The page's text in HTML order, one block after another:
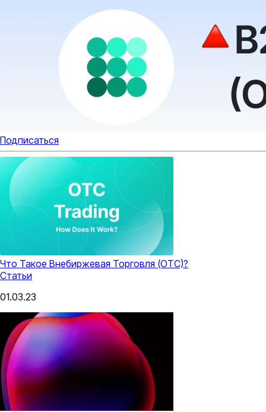
Подписаться
Что Такое Внебиржевая Торговля (OTC)?
Статьи
01.03.23